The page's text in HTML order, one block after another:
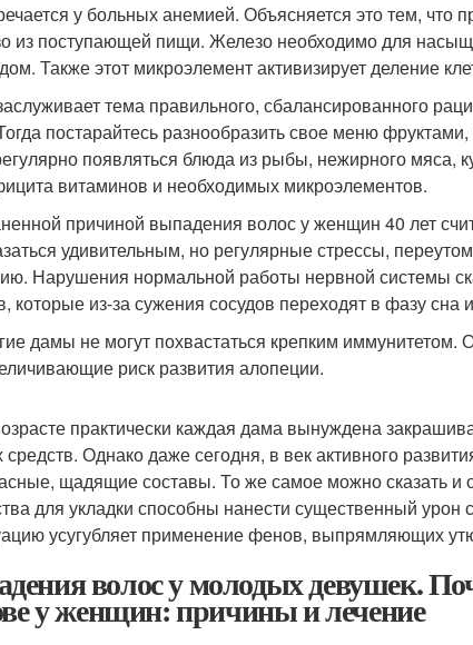
у больных анемией. Объясняется это тем, что
из поступающей пищи. Железо необходимо для
Также этот микроэлемент активизирует деление
тема правильного, сбалансированного
постарайтесь разнообразить свое меню
появляться блюда из рыбы, нежирного мяса,
витаминов и необходимых микроэлементов.
причиной выпадения волос у женщин 40 лет
удивительным, но регулярные стрессы,
Нарушения нормальной работы нервной системы
из-за сужения сосудов переходят в фазу сна
дамы не могут похвастаться крепким
риск развития алопеции.
практически каждая дама вынуждена
Однако даже сегодня, в век активного
щадящие составы. То же самое можно сказать и
для укладки способны нанести существенный
усугубляет применение фенов, выпрямляющих
волос у молодых девушек.
у женщин: причины и лечение